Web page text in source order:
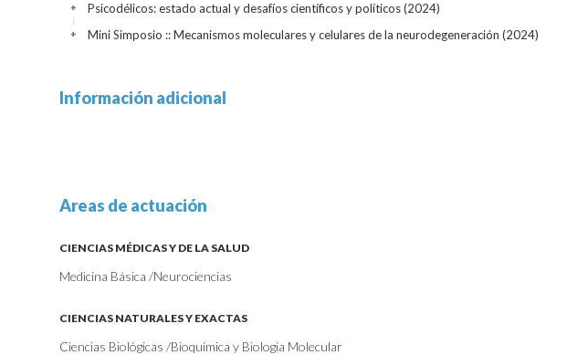
Psicodélicos: estado actual y desafíos científicos y políticos(2024)
+
Mini Simposio :: Mecanismos moleculares y celulares de la neurodegeneración (2024)
+
Información adicional
Areas de actuación
CIENCIAS MÉDICAS Y DE LA SALUD
Medicina Básica /Neurociencias
CIENCIAS NATURALES Y EXACTAS
Ciencias Biológicas /Bioquímica y Biología Molecular